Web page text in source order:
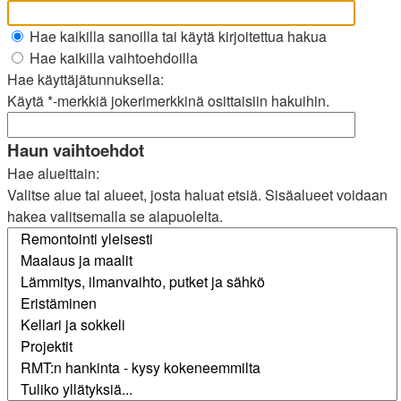
Hae kaikilla sanoilla tai käytä kirjoitettua hakua
Hae kaikilla vaihtoehdoilla
Hae käyttäjätunnuksella:
Käytä *-merkkiä jokerimerkkinä osittaisiin hakuihin.
Haun vaihtoehdot
Hae alueittain:
Valitse alue tai alueet, josta haluat etsiä. Sisäalueet voidaan
hakea valitsemalla se alapuolelta.